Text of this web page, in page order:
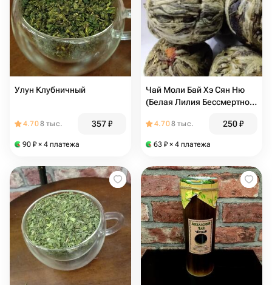
Улун Клубничный
4.708 тыс. 357₽
90 ₽ × 4 платежа
Чай Моли Бай Хэ Сян Ню
(Белая Лилия Бессмертной
4.708 тыс. 250₽
63 ₽ × 4 платежа